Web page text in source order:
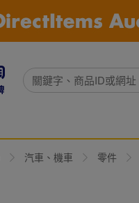
汽車、機車 零件